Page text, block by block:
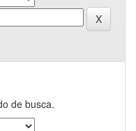
de busca.